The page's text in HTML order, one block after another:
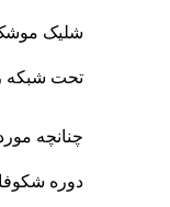
تحت شبکه
دوره